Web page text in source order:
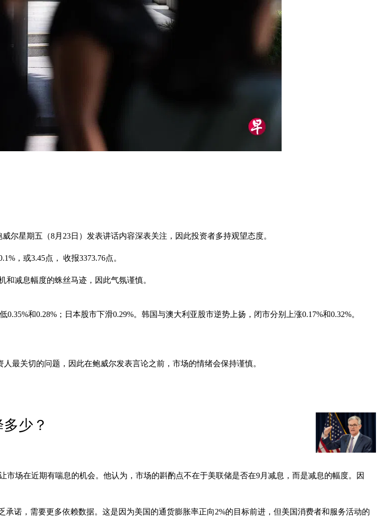
尔星期五（8月23日）发表讲话内容深表关注，因此投资者多持观望态度。
，或3.45点， 收报3373.76点。
减息幅度的蛛丝马迹，因此气氛谨慎。
和0.28%；日本股市下滑0.29%。韩国与澳大利亚股市逆势上扬，闭市分别上涨0.17%和0.32%。
最关切的问题，因此在鲍威尔发表言论之前，市场的情绪会保持谨慎。
少？
场在近期有喘息的机会。他认为，市场的斟酌点不在于美联储是否在9月减息，而是减息的幅度。因
诺，需要更多依赖数据。这是因为美国的通货膨胀率正向2%的目标前进，但美国消费者和服务活动的